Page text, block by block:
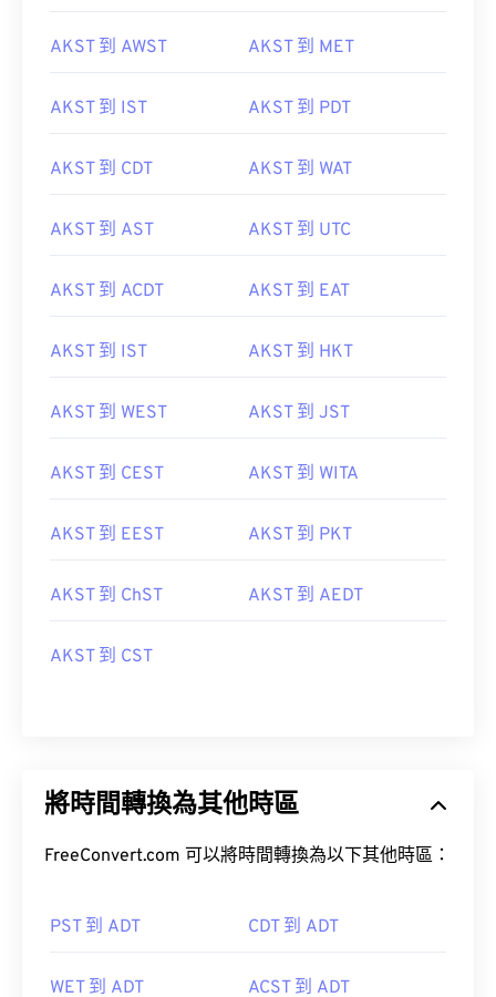
AKST 到 AWST AKST 到 MET
AKST 到 IST AKST 到 PDT
AKST 到 CDT AKST 到 WAT
AKST 到 AST AKST 到 UTC
AKST 到 ACDT AKST 到 EAT
AKST 到 IST AKST 到 HKT
AKST 到 WEST AKST 到 JST
AKST 到 CEST AKST 到 WITA
AKST 到 EEST AKST 到 PKT
AKST 到 ChST AKST 到 AEDT
AKST 到 CST
將時間轉換為其他時區
FreeConvert.com 可以將時間轉換為以下其他時區：
PST 到 ADT CDT 到 ADT
WET 到 ADT ACST 到 ADT